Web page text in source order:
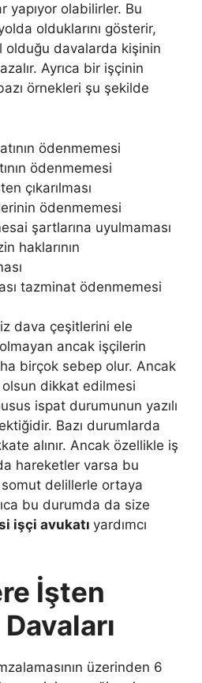
yapıyor olabilirler. Bu
olduklarını gösterir,
olduğu davalarda kişinin
Ayrıca bir işçinin
örnekleri şu şekilde
ödenmemesi
ödenmemesi
çıkarılması
ödenmemesi
şartlarına uyulmaması
haklarının
tazminat ödenmemesi
dava çeşitlerini ele
ancak işçilerin
birçok sebep olur. Ancak
dikkat edilmesi
ispat durumunun yazılı
Bazı durumlarda
alınır. Ancak özellikle iş
hareketler varsa bu
delillerle ortaya
bu durumda da size
işçi avukatı yardımcı
İşten
üzerinden 6